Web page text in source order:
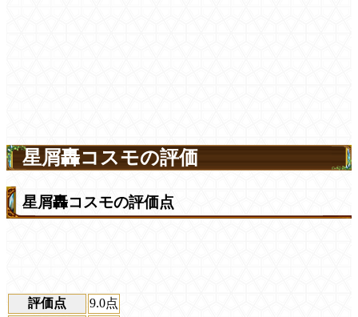
星屑轟コスモの評価
星屑轟コスモの評価点
評価点 9.0点